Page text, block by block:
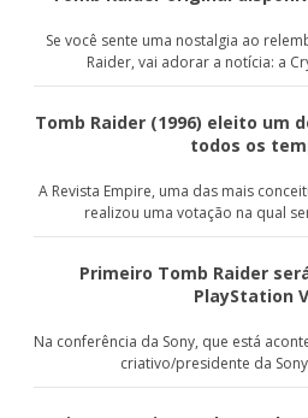
Se você sente uma nostalgia ao
Raider, vai adorar a notícia: a
Tomb Raider (1996) eleito um
todos os
A Revista Empire, uma das mais
realizou uma votação na qual
Primeiro Tomb Raider
PlayStation
Na conferência da Sony, que está
criativo/presidente da